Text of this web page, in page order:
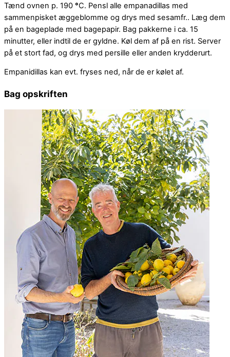
Tænd ovnen p. 190 °C. Pensl alle empanadillas med
sammenpisket æggeblomme og drys med sesamfr.. Læg dem
på en bageplade med bagepapir. Bag pakkerne i ca. 15
minutter, eller indtil de er gyldne. Køl dem af på en rist. Server
på et stort fad, og drys med persille eller anden krydderurt.
Empanidillas kan evt. fryses ned, når de er kølet af.
Bag opskriften